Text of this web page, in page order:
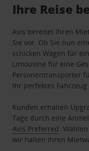
Ihre Reise
Avis bereitet Ihren
Sie vor. Ob Sie nun
schicken Wagen für
Limousine für eine
Personentransporter
Ihr perfektes
Kunden erhalten
Tage durch eine
Avis Preferred .
wir halten Ihren